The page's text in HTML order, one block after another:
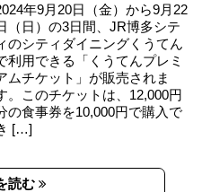
年9月20日（金）から9月22
（日）の3日間、JR博多シテ
のシティダイニングくうてん
利用できる「くうてんプレミ
ムチケット」が販売されま
。このチケットは、12,000円
の食事券を10,000円で購入で
[…]
読む